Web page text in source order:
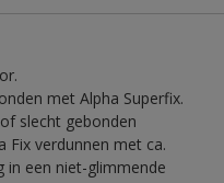
met Alpha Superfix.
slecht gebonden
Fix verdunnen met ca.
in een niet-glimmende